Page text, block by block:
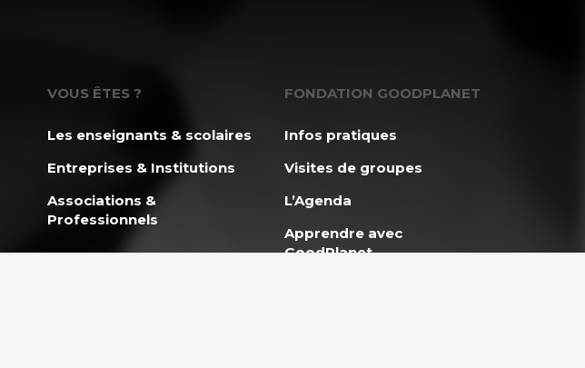
VOUS ÊTES ?
Les enseignants & scolaires
Entreprises & Institutions
Associations &
Professionnels
FONDATION GOODPLANET
Infos pratiques
Visites de groupes
L’Agenda
Apprendre avec
GoodPlanet